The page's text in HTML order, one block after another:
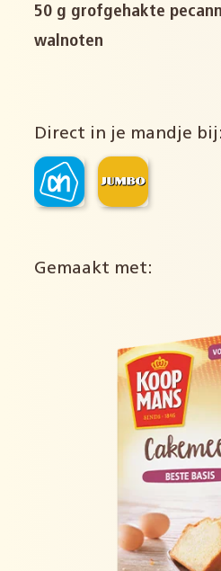
50 g grofgehakte
walnoten
Direct in je mandje bij:
Gemaakt met: